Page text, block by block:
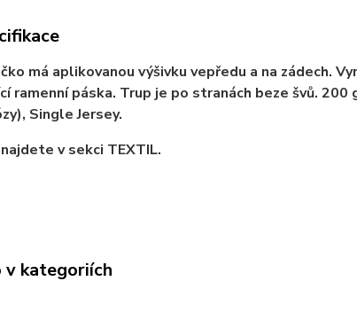
má aplikovanou výšivku vepředu a na zádech.
ramenní páska. Trup je po stranách beze švů.
Single Jersey.
v sekci TEXTIL.
v kategoriích